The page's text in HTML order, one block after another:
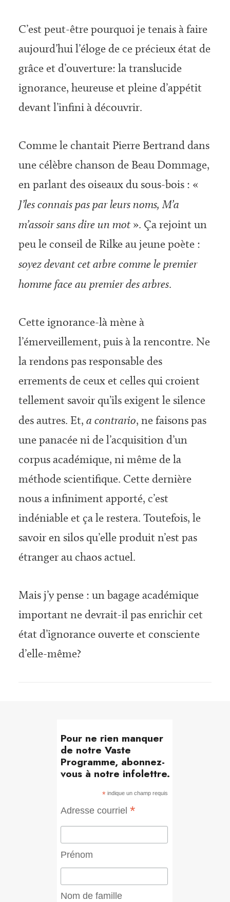
C’est peut-être pourquoi je tenais à faire
aujourd’hui l’éloge de ce précieux état de
grâce et d’ouverture: la translucide
ignorance, heureuse et pleine d’appétit
devant l’infini à découvrir.
Comme le chantait Pierre Bertrand dans
une célèbre chanson de Beau Dommage,
en parlant des oiseaux du sous-bois : «
J’les connais pas par leurs noms, M’a
m’assoir sans dire un mot». Ça rejoint un
peu le conseil de Rilke au jeune poète :
soyez devant cet arbre comme le premier
homme face au premier des arbres.
Cette ignorance-là mène à
l’émerveillement, puis à la rencontre. Ne
la rendons pas responsable des
errements de ceux et celles qui croient
tellement savoir qu’ils exigent le silence
des autres. Et, a contrario, ne faisons pas
une panacée ni de l’acquisition d’un
corpus académique, ni même de la
méthode scientifique. Cette dernière
nous a infiniment apporté, c’est
indéniable et ça le restera. Toutefois, le
savoir en silos qu’elle produit n’est pas
étranger au chaos actuel.
Mais j’y pense : un bagage académique
important ne devrait-il pas enrichir cet
état d’ignorance ouverte et consciente
d’elle-même?
Pour ne rien manquer
de notre Vaste
Programme, abonnez-
vous à notre infolettre.
* indique un champ requis
Adresse courriel *
Prénom
Nom de famille